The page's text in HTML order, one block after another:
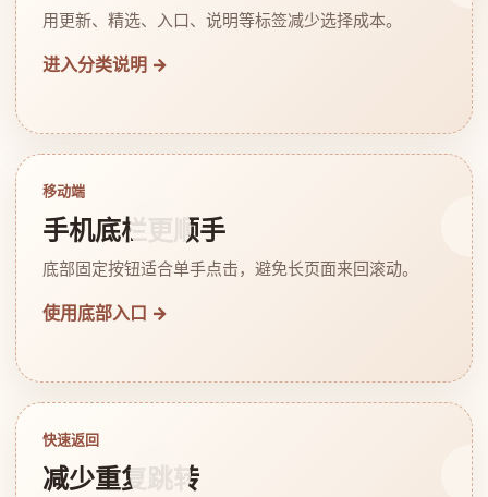
用更新、精选、入口、说明等标签减少选择成本。
进入分类说明 →
移动端
手机底栏更顺手
底部固定按钮适合单手点击，避免长页面来回滚动。
使用底部入口 →
快速返回
减少重复跳转